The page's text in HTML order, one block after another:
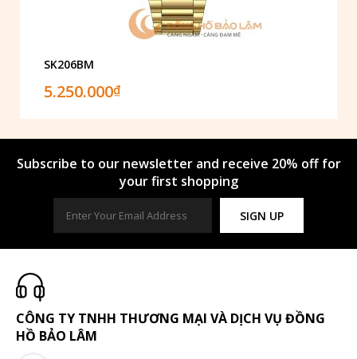
SK206BM
5.250.000₫
Subscribe to our newsletter and receive 20% off for
your first shopping
SIGN UP
CÔNG TY TNHH THƯƠNG MẠI VÀ DỊCH VỤ ĐỒNG
HỒ BẢO LÂM